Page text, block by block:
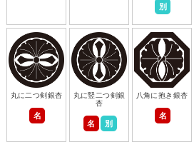
別
丸に二つ剣銀杏
名
丸に竪二つ剣銀
杏
名 別
八角に抱き銀杏
名